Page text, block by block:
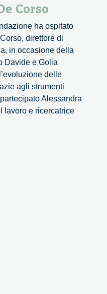
Corso
ha ospitato
direttore di
in occasione della
Davide e Golia
delle
agli strumenti
Alessandra
lavoro e ricercatrice